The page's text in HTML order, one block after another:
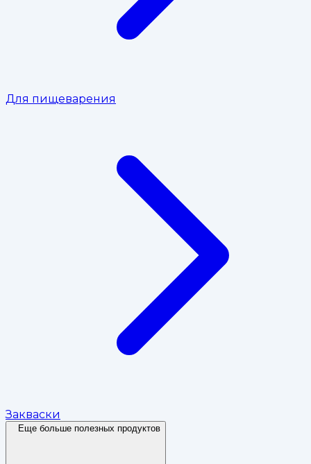
Для пищеварения
Закваски
Еще больше полезных продуктов